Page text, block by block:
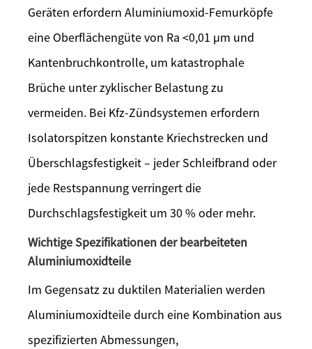
Geräten erfordern Aluminiumoxid-Femurköpfe
eine Oberflächengüte von Ra <0,01 µm und
Kantenbruchkontrolle, um katastrophale
Brüche unter zyklischer Belastung zu
vermeiden. Bei Kfz-Zündsystemen erfordern
Isolatorspitzen konstante Kriechstrecken und
Überschlagsfestigkeit – jeder Schleifbrand oder
jede Restspannung verringert die
Durchschlagsfestigkeit um 30 % oder mehr.
Wichtige Spezifikationen der bearbeiteten
Aluminiumoxidteile
Im Gegensatz zu duktilen Materialien werden
Aluminiumoxidteile durch eine Kombination aus
spezifizierten Abmessungen,